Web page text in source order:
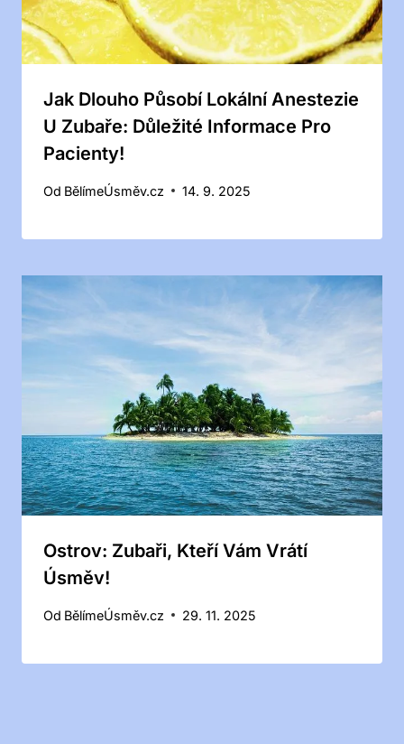
Jak Dlouho Působí Lokální Anestezie
U Zubaře: Důležité Informace Pro
Pacienty!
Od BělímeÚsměv.cz 14. 9. 2025
Ostrov: Zubaři, Kteří Vám Vrátí
Úsměv!
Od BělímeÚsměv.cz 29. 11. 2025